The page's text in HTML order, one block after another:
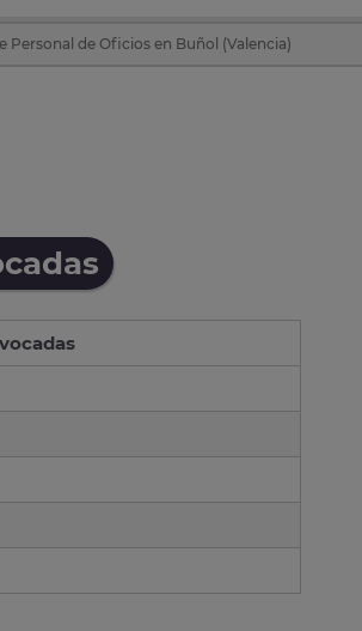
Personal de Oficios en Buñol (Valencia)